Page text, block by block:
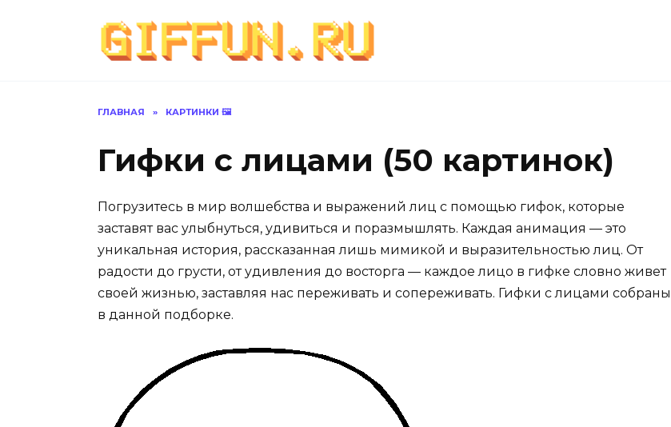
ГЛАВНАЯ » КАРТИНКИ 🖼
Гифки с лицами (50 картинок)
Погрузитесь в мир волшебства и выражений лиц с помощью гифок, которые
заставят вас улыбнуться, удивиться и поразмышлять. Каждая анимация — это
уникальная история, рассказанная лишь мимикой и выразительностью лиц. От
радости до грусти, от удивления до восторга — каждое лицо в гифке словно живет
своей жизнью, заставляя нас переживать и сопереживать. Гифки с лицами собраны
в данной подборке.